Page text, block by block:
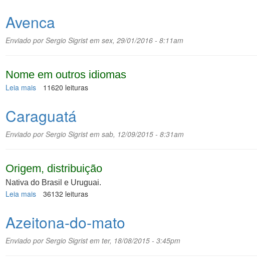
Avenca
Enviado porSergio Sigristem sex, 29/01/2016 - 8:11am
Nome em outros idiomas
Leia maissobre
11620 leituras
Caraguatá
Enviado porSergio Sigristem sab, 12/09/2015 - 8:31am
Origem, distribuição
Nativa do Brasil e Uruguai.
Leia maissobre
36132 leituras
Azeitona-do-mato
Enviado porSergio Sigristem ter, 18/08/2015 - 3:45pm